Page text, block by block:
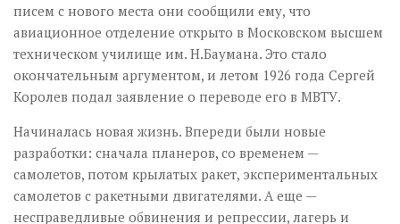
писем с нового места они сообщили ему, что
авиационное отделение открыто в Московском высшем
техническом училище им. Н.Баумана. Это стало
окончательным аргументом, и летом 1926 года Сергей
Королев подал заявление о переводе его в МВТУ.
Начиналась новая жизнь. Впереди были новые
разработки: сначала планеров, со временем —
самолетов, потом крылатых ракет, экспериментальных
самолетов с ракетными двигателями. А еще —
несправедливые обвинения и репрессии, лагерь и